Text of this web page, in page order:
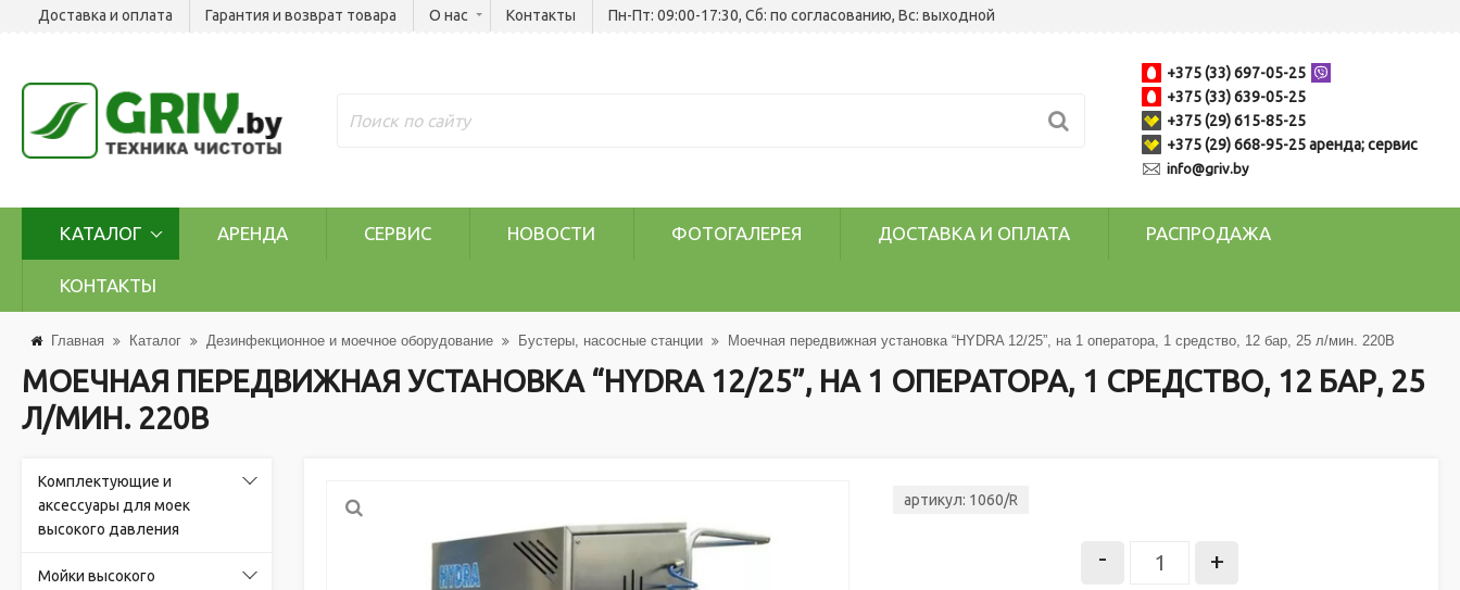
Доставка и оплата Гарантия и возврат товара О нас Контакты Пн-Пт: 09:00-17:30, Сб: по согласованию, Вс: выходной
+375 (33) 697-05-25
+375 (33) 639-05-25
+375 (29) 615-85-25
+375 (29) 668-95-25 аренда; сервис
info@griv.by
КАТАЛОГ АРЕНДА СЕРВИС НОВОСТИ ФОТОГАЛЕРЕЯ ДОСТАВКА И ОПЛАТА РАСПРОДАЖА
КОНТАКТЫ
Главная Каталог Дезинфекционное и моечное оборудование Бустеры, насосные станции Моечная передвижная установка “HYDRA 12/25”, на 1 оператора, 1 средство, 12 бар, 25 л/мин. 220В
МОЕЧНАЯ ПЕРЕДВИЖНАЯ УСТАНОВКА “HYDRA 12/25”, НА 1 ОПЕРАТОРА, 1 СРЕДСТВО, 12 БАР, 25
Л/МИН. 220В
Комплектующие и
аксессуары для моек
высокого давления
Мойки высокого
артикул: 1060/R
- +